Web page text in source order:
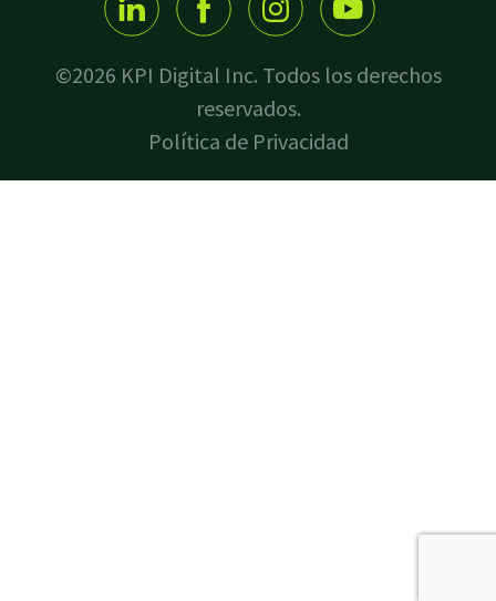
©2026 KPI Digital Inc. Todos los derechos
reservados.
Política de Privacidad